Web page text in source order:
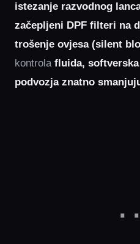
istezanje razvodnog
začepljeni DPF filteri na
trošenje ovjesa (silent
kontrolafluida,
podvozja znatno